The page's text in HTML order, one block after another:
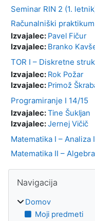
Seminar RIN 2 (1.
Računalniški
Izvajalec: Pavel Fičur
Izvajalec: Branko
TOR I – Diskretne
Izvajalec: Rok Požar
Izvajalec: Primož
Programiranje I 14/15
Izvajalec:Tine Šukljan
Izvajalec:Jernej Vičič
Matematika I –
Matematika II –
Bloki
Navigacija
Domov
Moji predmeti